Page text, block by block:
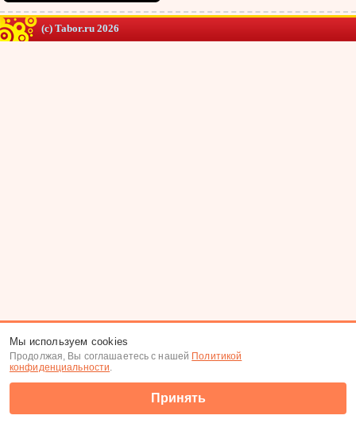
(c) Tabor.ru 2026
Мы используем cookies
Продолжая, Вы соглашаетесь с нашей Политикой
конфиденциальности.
Принять